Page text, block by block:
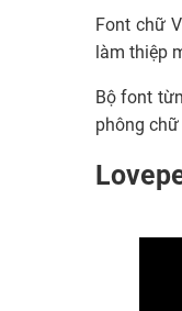
Font chữ
làm thiệp
Bộ font
phông chữ